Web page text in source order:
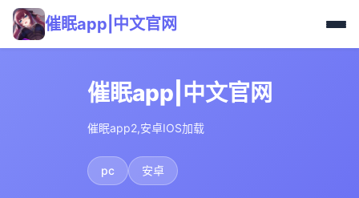
催眠app|中文官网
催眠app|中文官网
催眠app2,安卓IOS加载
pc 安卓